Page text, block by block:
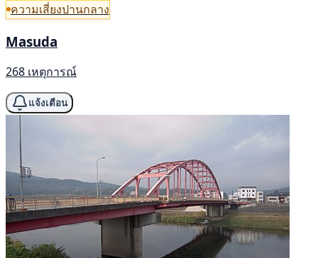
ความเสี่ยงปานกลาง
Masuda
268 เหตุการณ์
แจ้งเตือน